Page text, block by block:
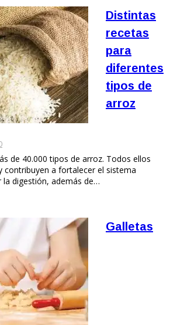
Distintas
recetas
para
diferentes
tipos de
arroz
de 40.000 tipos de arroz. Todos ellos
contribuyen a fortalecer el sistema
digestión, además de…
Galletas